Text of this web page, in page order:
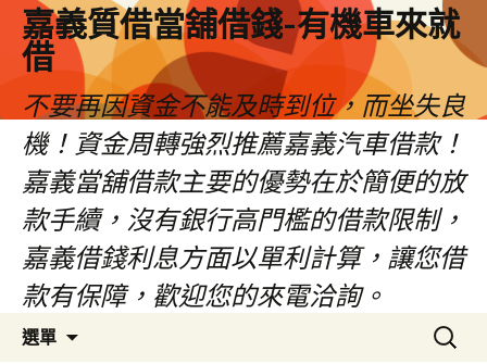
嘉義質借當舖借錢-有機車來就
借
不要再因資金不能及時到位，而坐失良
機！資金周轉強烈推薦嘉義汽車借款！
嘉義當舖借款主要的優勢在於簡便的放
款手續，沒有銀行高門檻的借款限制，
嘉義借錢利息方面以單利計算，讓您借
款有保障，歡迎您的來電洽詢。
選單
搜
尋